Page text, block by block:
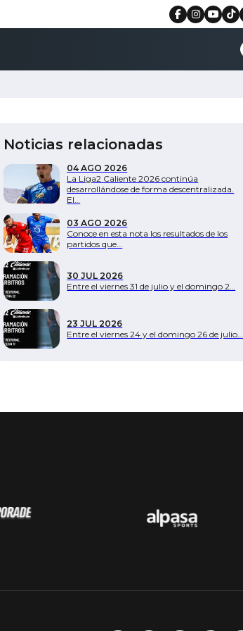
Noticias relacionadas
04 AGO 2026
La Liga2 Caliente 2026 continúa
desarrollándose de forma descentralizada.
El…
03 AGO 2026
Conoce en esta nota los resultados de los
partidos que…
30 JUL 2026
Entre el viernes 31 de julio y el domingo 2…
23 JUL 2026
Entre el viernes 24 y el domingo 26 de julio…